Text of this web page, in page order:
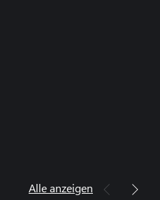
Alle anzeigen